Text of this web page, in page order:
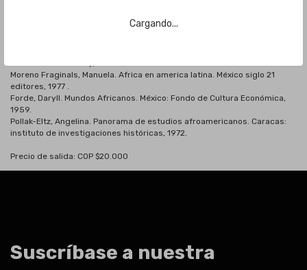
Cargando...
the slave societies of the New World. London: Johns Hopkins University
Moreno Fraginals, Manuela. Africa en america latina. México siglo 21
editores, 1977 .
Forde, Daryll. Mundos Africanos. México: Fondo de Cultura Económica,
1959.
Pollak-Eltz, Angelina. Panorama de estudios afroamericanos. Caracas:
instituto de investigaciones históricas, 1972.
Precio de salida: COP $20.000
Suscríbase a nuestra